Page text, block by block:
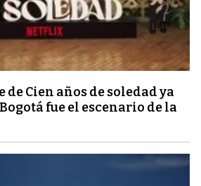
de Cien años de soledad ya
fue el escenario de la